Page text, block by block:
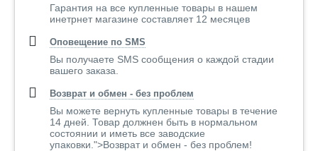
Гарантия на все купленные товары в нашем
инетрнет магазине составляет 12 месяцев
Оповещение по SMS
Вы получаете SMS сообщения о каждой стадии
вашего заказа.
Возврат и обмен - без проблем
Вы можете вернуть купленные товары в течение
14 дней. Товар должнен быть в нормальном
состоянии и иметь все заводские
упаковки.">Возврат и обмен - без проблем!